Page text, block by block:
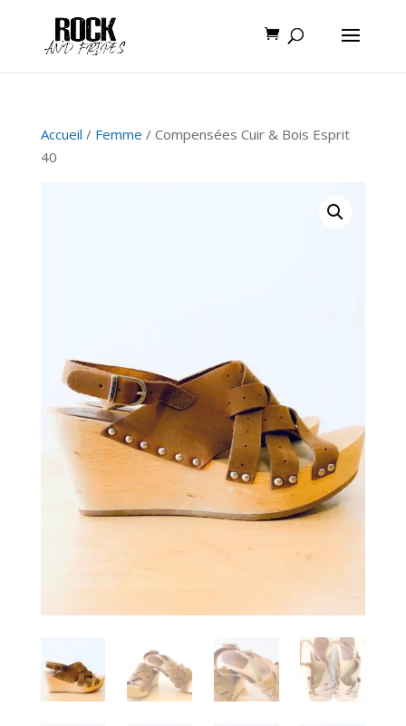
Accueil / Femme / Compensées Cuir & Bois Esprit
40